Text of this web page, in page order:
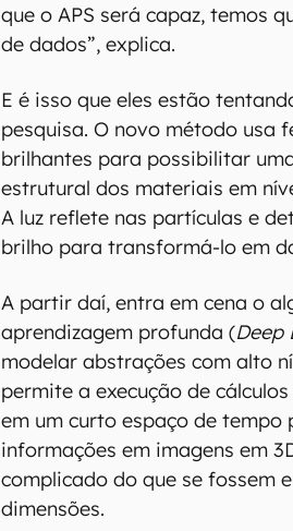
que o APS será capaz, temos
de dados”, explica.
E é isso que eles estão
pesquisa. O novo método usa
brilhantes para possibilitar
estrutural dos materiais em
A luz reflete nas partículas e
brilho para transformá-lo em
A partir daí, entra em cena o
aprendizagem profunda (Deep
modelar abstrações com alto
permite a execução de
em um curto espaço de tempo
informações em imagens em
complicado do que se fossem
dimensões.